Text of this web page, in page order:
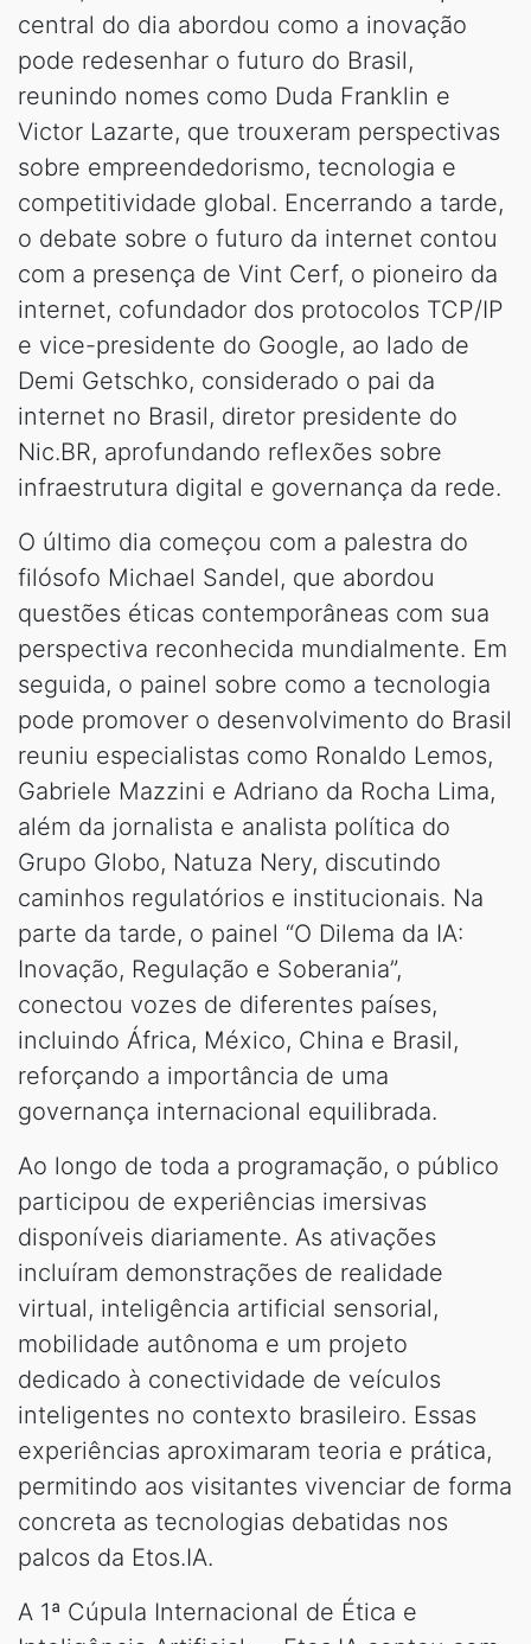
central do dia abordou como a inovação
pode redesenhar o futuro do Brasil,
reunindo nomes como Duda Franklin e
Victor Lazarte, que trouxeram perspectivas
sobre empreendedorismo, tecnologia e
competitividade global. Encerrando a tarde,
o debate sobre o futuro da internet contou
com a presença de Vint Cerf, o pioneiro da
internet, cofundador dos protocolos TCP/IP
e vice-presidente do Google, ao lado de
Demi Getschko, considerado o pai da
internet no Brasil, diretor presidente do
Nic.BR, aprofundando reflexões sobre
infraestrutura digital e governança da rede.
O último dia começou com a palestra do
filósofo Michael Sandel, que abordou
questões éticas contemporâneas com sua
perspectiva reconhecida mundialmente. Em
seguida, o painel sobre como a tecnologia
pode promover o desenvolvimento do Brasil
reuniu especialistas como Ronaldo Lemos,
Gabriele Mazzini e Adriano da Rocha Lima,
além da jornalista e analista política do
Grupo Globo, Natuza Nery, discutindo
caminhos regulatórios e institucionais. Na
parte da tarde, o painel “O Dilema da IA:
Inovação, Regulação e Soberania”,
conectou vozes de diferentes países,
incluindo África, México, China e Brasil,
reforçando a importância de uma
governança internacional equilibrada.
Ao longo de toda a programação, o público
participou de experiências imersivas
disponíveis diariamente. As ativações
incluíram demonstrações de realidade
virtual, inteligência artificial sensorial,
mobilidade autônoma e um projeto
dedicado à conectividade de veículos
inteligentes no contexto brasileiro. Essas
experiências aproximaram teoria e prática,
permitindo aos visitantes vivenciar de forma
concreta as tecnologias debatidas nos
palcos da Etos.IA.
A 1ª Cúpula Internacional de Ética e